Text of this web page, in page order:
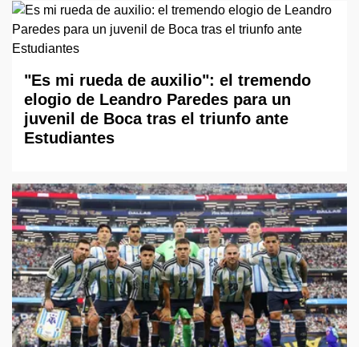
"Es mi rueda de auxilio": el tremendo
elogio de Leandro Paredes para un
juvenil de Boca tras el triunfo ante
Estudiantes